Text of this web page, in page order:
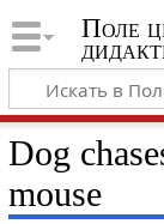
Поле
Dog
mouse